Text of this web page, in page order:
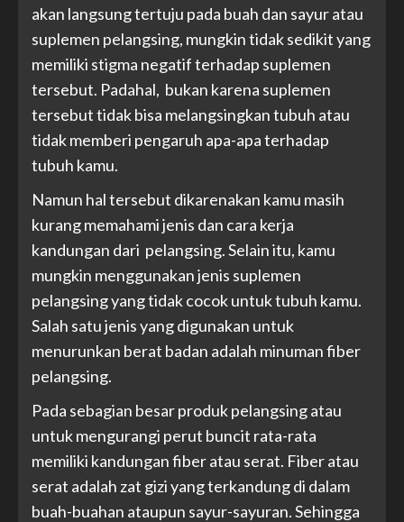
akan langsung tertuju pada buah dan sayur atau
suplemen pelangsing, mungkin tidak sedikit yang
memiliki stigma negatif terhadap suplemen
tersebut. Padahal, bukan karena suplemen
tersebut tidak bisa melangsingkan tubuh atau
tidak memberi pengaruh apa-apa terhadap
tubuh kamu.
Namun hal tersebut dikarenakan kamu masih
kurang memahami jenis dan cara kerja
kandungan dari pelangsing. Selain itu, kamu
mungkin menggunakan jenis suplemen
pelangsing yang tidak cocok untuk tubuh kamu.
Salah satu jenis yang digunakan untuk
menurunkan berat badan adalah minuman fiber
pelangsing.
Pada sebagian besar produk pelangsing atau
untuk mengurangi perut buncit rata-rata
memiliki kandungan fiber atau serat. Fiber atau
serat adalah zat gizi yang terkandung di dalam
buah-buahan ataupun sayur-sayuran. Sehingga